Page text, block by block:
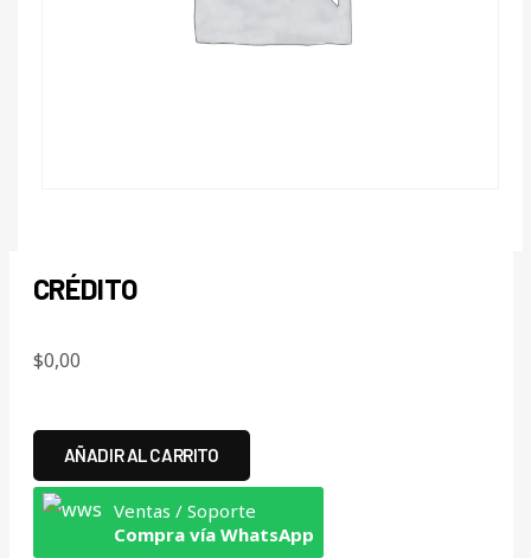
CRÉDITO
$0,00
AÑADIR AL CARRITO
Ventas / Soporte
Compra vía WhatsApp